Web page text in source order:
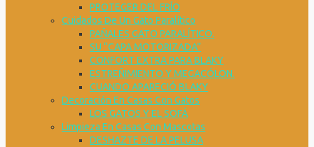
PROTEGER DEL FRÍO
Cuidados De Un Gato Paralítico
PAÑALES GATO PARALÍTICO.
SU “CAPA MOTORIZADA”
CONFORT EXTRA PARA BLAKY
ESTREÑIMIENTO Y MEGACÓLON.
CUANDO APARECIÓ BLAKY
Decoración En Casas Con Gatos
LOS GATOS Y EL SOFÁ
Limpieza En Casas Con Mascotas
DESHAZTE DE LA PELUSA